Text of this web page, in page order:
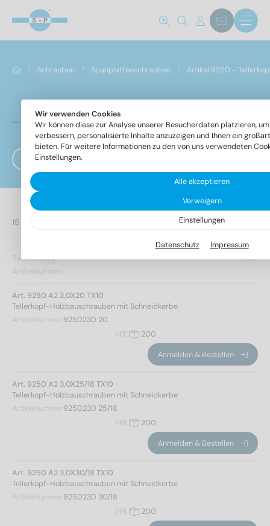
Schrauben Spanplattenschrauben Artikel 9250 -
Artikel 9250 - Tellerkopf-Holzbauschrauben mit
Filter
263 Artikel gefunden
Bezeichnung
Artikelnummer
VPE
Art. 9250 A2 3,0X20 TX10
Tellerkopf-Holzbauschrauben mit Schneidkerbe
Artikelnummer 9250230 20
VPE
200
Anmelden & Bestellen
Art. 9250 A2 3,0X25/18 TX10
Tellerkopf-Holzbauschrauben mit Schneidkerbe
Artikelnummer 9250230 25/18
VPE
200
Anmelden & Bestellen
Art. 9250 A2 3,0X30/18 TX10
Tellerkopf-Holzbauschrauben mit Schneidkerbe
Artikelnummer 9250230 30/18
VPE
200
Wir verwenden Cookies
Wir können diese zur Analyse unserer Besucherdaten platzieren,
verbessern, personalisierte Inhalte anzuzeigen und Ihnen ein
bieten. Für weitere Informationen zu den von uns verwendeten
Einstellungen.
Alle akzeptieren
Verweigern
Einstellungen
Datenschutz Impressum